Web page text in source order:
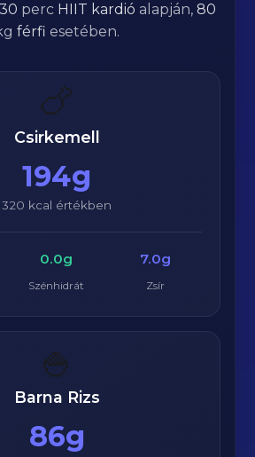
30 perc HIIT kardió alapján, 80
férfi esetében.
🍗
Csirkemell
194g
320 kcal értékben
0.0g
Szénhidrát
7.0g
Zsír
🍚
Barna Rizs
86g